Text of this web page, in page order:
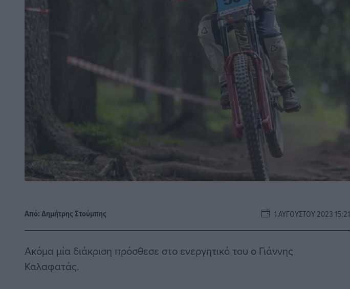
Από:Δημήτρης Στούμπης 1 ΑΥΓΟΎΣΤΟΥ 2023 15:21
Ακόμα μία διάκριση πρόσθεσε στο ενεργητικό του ο Γιάννης
Καλαφατάς.